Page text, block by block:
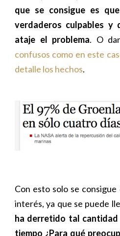
que se consigue es
verdaderos culpables
ataje el problema. O
confusos como en este
detalle los hechos.
Con esto solo se
interés, ya que se puede
ha derretido tal
tiempo ¿Para qué